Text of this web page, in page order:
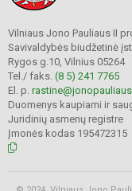
Vilniaus Jono Pauliaus II
Savivaldybės biudžetinė
Rygos g.10, Vilnius 05264
Tel./ faks. (8 5) 241 7765
El. p.
Duomenys kaupiami ir
Juridinių asmenų registre
Įmonės kodas 195472315